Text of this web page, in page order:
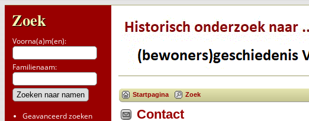
Zoek
Voorna(a)m(en):
Familienaam:
Geavanceerd zoeken
Startpagina Zoek
Contact